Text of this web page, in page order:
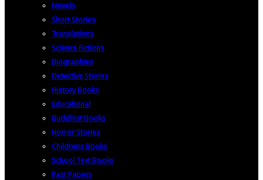
Novels
Short Stories
Translations
Science Fictions
Biographies
Detective Stories
History Books
Educational
Buddhist Books
Horror Stories
Childrens Books
School Text Books
Past Papers